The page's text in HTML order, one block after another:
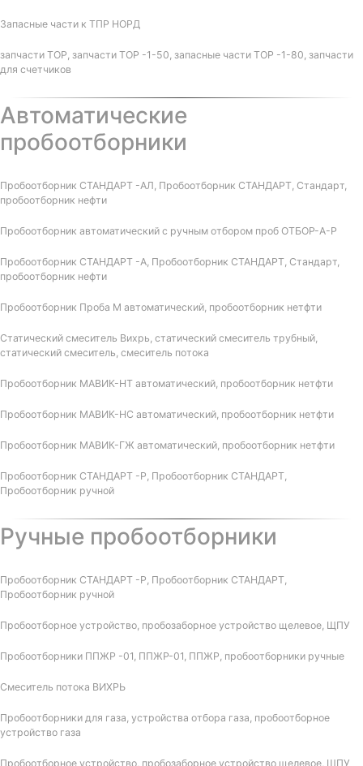
Запасные части к ТПР НОРД
запчасти ТОР, запчасти ТОР -1-50, запасные части ТОР -1-80, запчасти
для счетчиков
Автоматические
пробоотборники
Пробоотборник СТАНДАРТ -АЛ, Пробоотборник СТАНДАРТ, Стандарт,
пробоотборник нефти
Пробоотборник автоматический с ручным отбором проб ОТБОР-А-Р
Пробоотборник СТАНДАРТ -А, Пробоотборник СТАНДАРТ, Стандарт,
пробоотборник нефти
Пробоотборник Проба М автоматический, пробоотборник нетфти
Статический смеситель Вихрь, статический смеситель трубный,
статический смеситель, смеситель потока
Пробоотборник МАВИК-НТ автоматический, пробоотборник нетфти
Пробоотборник МАВИК-НС автоматический, пробоотборник нетфти
Пробоотборник МАВИК-ГЖ автоматический, пробоотборник нетфти
Пробоотборник СТАНДАРТ -Р, Пробоотборник СТАНДАРТ,
Пробоотборник ручной
Ручные пробоотборники
Пробоотборник СТАНДАРТ -Р, Пробоотборник СТАНДАРТ,
Пробоотборник ручной
Пробоотборное устройство, пробозаборное устройство щелевое, ЩПУ
Пробоотборники ППЖР -01, ППЖР-01, ППЖР, пробоотборники ручные
Смеситель потока ВИХРЬ
Пробоотборники для газа, устройства отбора газа, пробоотборное
устройство газа
Пробоотборное устройство, пробозаборное устройство щелевое, ЩПУ